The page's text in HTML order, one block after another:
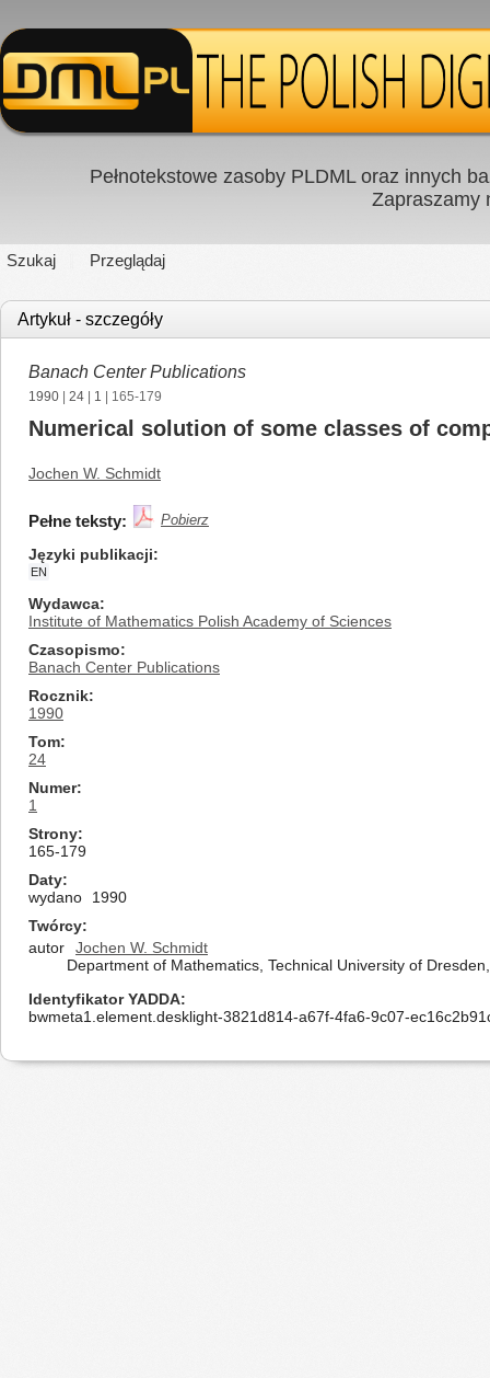
Pełnotekstowe zasoby PLDML oraz innych
Zapraszamy
Szukaj Przeglądaj
Artykuł - szczegóły
Banach Center Publications
1990 24 1 | 165-179
Numerical solution of some classes of
Jochen W. Schmidt
Pełne teksty: Pobierz
Języki publikacji
EN
Wydawca
Institute of Mathematics Polish Academy of Sciences
Czasopismo
Banach Center Publications
Rocznik
1990
Tom
24
Numer
1
Strony
165-179
Daty
wydano
1990
Twórcy
autor
Jochen W. Schmidt
Department of Mathematics, Technical University of
Identyfikator YADDA
bwmeta1.element.desklight-3821d814-a67f-4fa6-9c07-